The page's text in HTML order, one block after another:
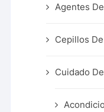
Agentes
Cepillos
Cuidado